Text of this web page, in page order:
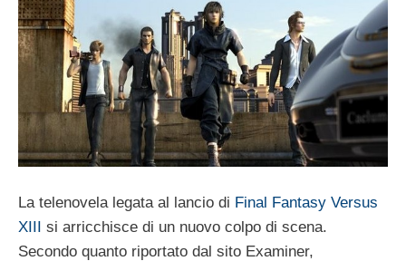
La telenovela legata al lancio di Final Fantasy Versus
XIII si arricchisce di un nuovo colpo di scena.
Secondo quanto riportato dal sito Examiner,